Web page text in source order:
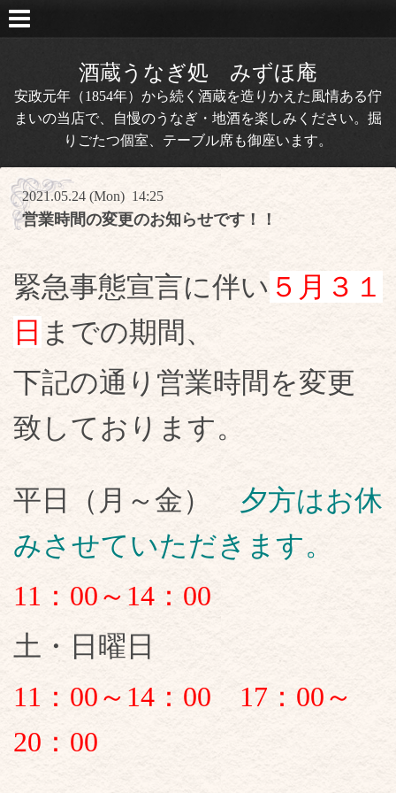
酒蔵うなぎ処 みずほ庵
安政元年（1854年）から続く酒蔵を造りかえた風情ある佇
まいの当店で、自慢のうなぎ・地酒を楽しみください。掘
りごたつ個室、テーブル席も御座います。
2021.05.24 (Mon) 14:25
営業時間の変更のお知らせです！！
緊急事態宣言に伴い ５月３１
日 までの期間、
下記の通り営業時間を変更
致しております。
平日（月～金） 夕方はお休
みさせていただきます。
11：00～14：00
土・日曜日
11：00～14：00 17：00～
20：00